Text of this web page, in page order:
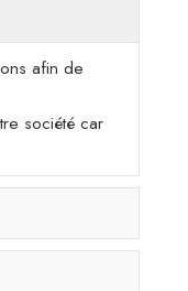
afin de
société car